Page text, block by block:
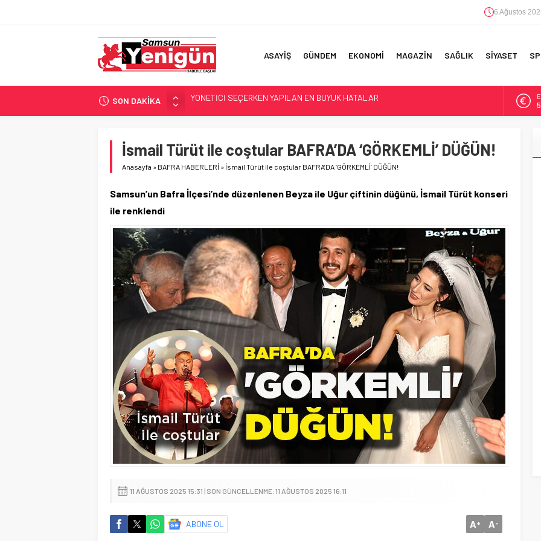
6 Ağustos
ASAYİŞ GÜNDEM EKONOMİ MAGAZİN SAĞLIK SİYASET
SON DAKİKA
GERİ SAYIM BAŞLADI
SAMSUNSPOR’DA HEDEF 5’İNCİLİK!
İŞTE FINDIK FİYATI!
YÖNETİCİ SEÇERKEN YAPILAN EN BÜYÜK HATALAR
İsmail Türüt ile coştular BAFRA’DA ‘GÖRKEMLİ’ DÜĞÜN!
Anasayfa » BAFRA HABERLERİ » İsmail Türüt ile coştular BAFRA’DA ‘GÖRKEMLİ’ DÜĞÜN!
Samsun’un Bafra İlçesi’nde düzenlenen Beyza ile Uğur çiftinin düğünü, İsmail Türüt konseri
ile renklendi
11 AĞUSTOS 2025 15:31 | SON GÜNCELLENME: 11 AĞUSTOS 2025 16:11
ABONE OL A+ A-